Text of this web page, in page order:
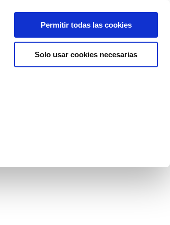
Permitir todas las cookies
Solo usar cookies necesarias